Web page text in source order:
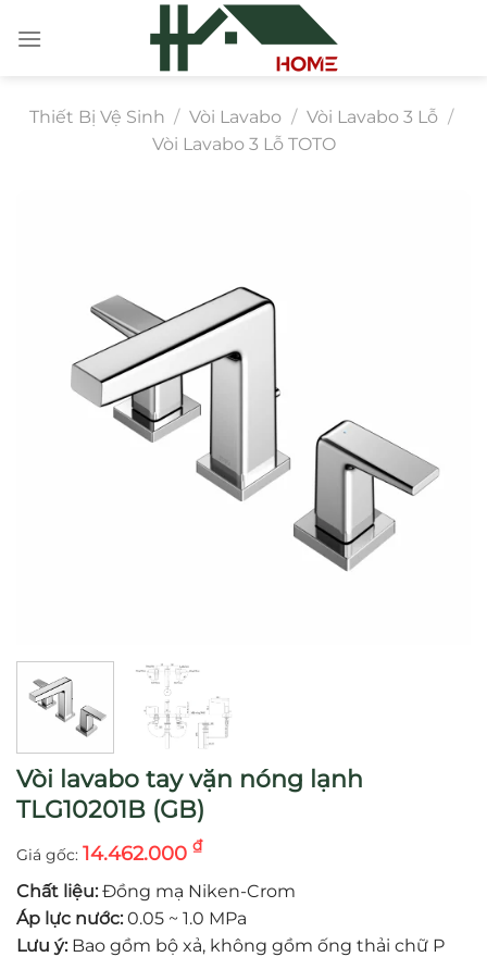
đến
Thiết Bị Vệ Sinh / Vòi Lavabo / Vòi Lavabo 3 Lỗ /
Vòi Lavabo 3 Lỗ TOTO
Vòi lavabo tay vặn nóng lạnh
TLG10201B (GB)
14.462.000 ₫
Chất liệu: Đồng mạ Niken-Crom
Áp lực nước: 0.05 ~ 1.0 MPa
Lưu ý: Bao gồm bộ xả, không gồm ống thải chữ P